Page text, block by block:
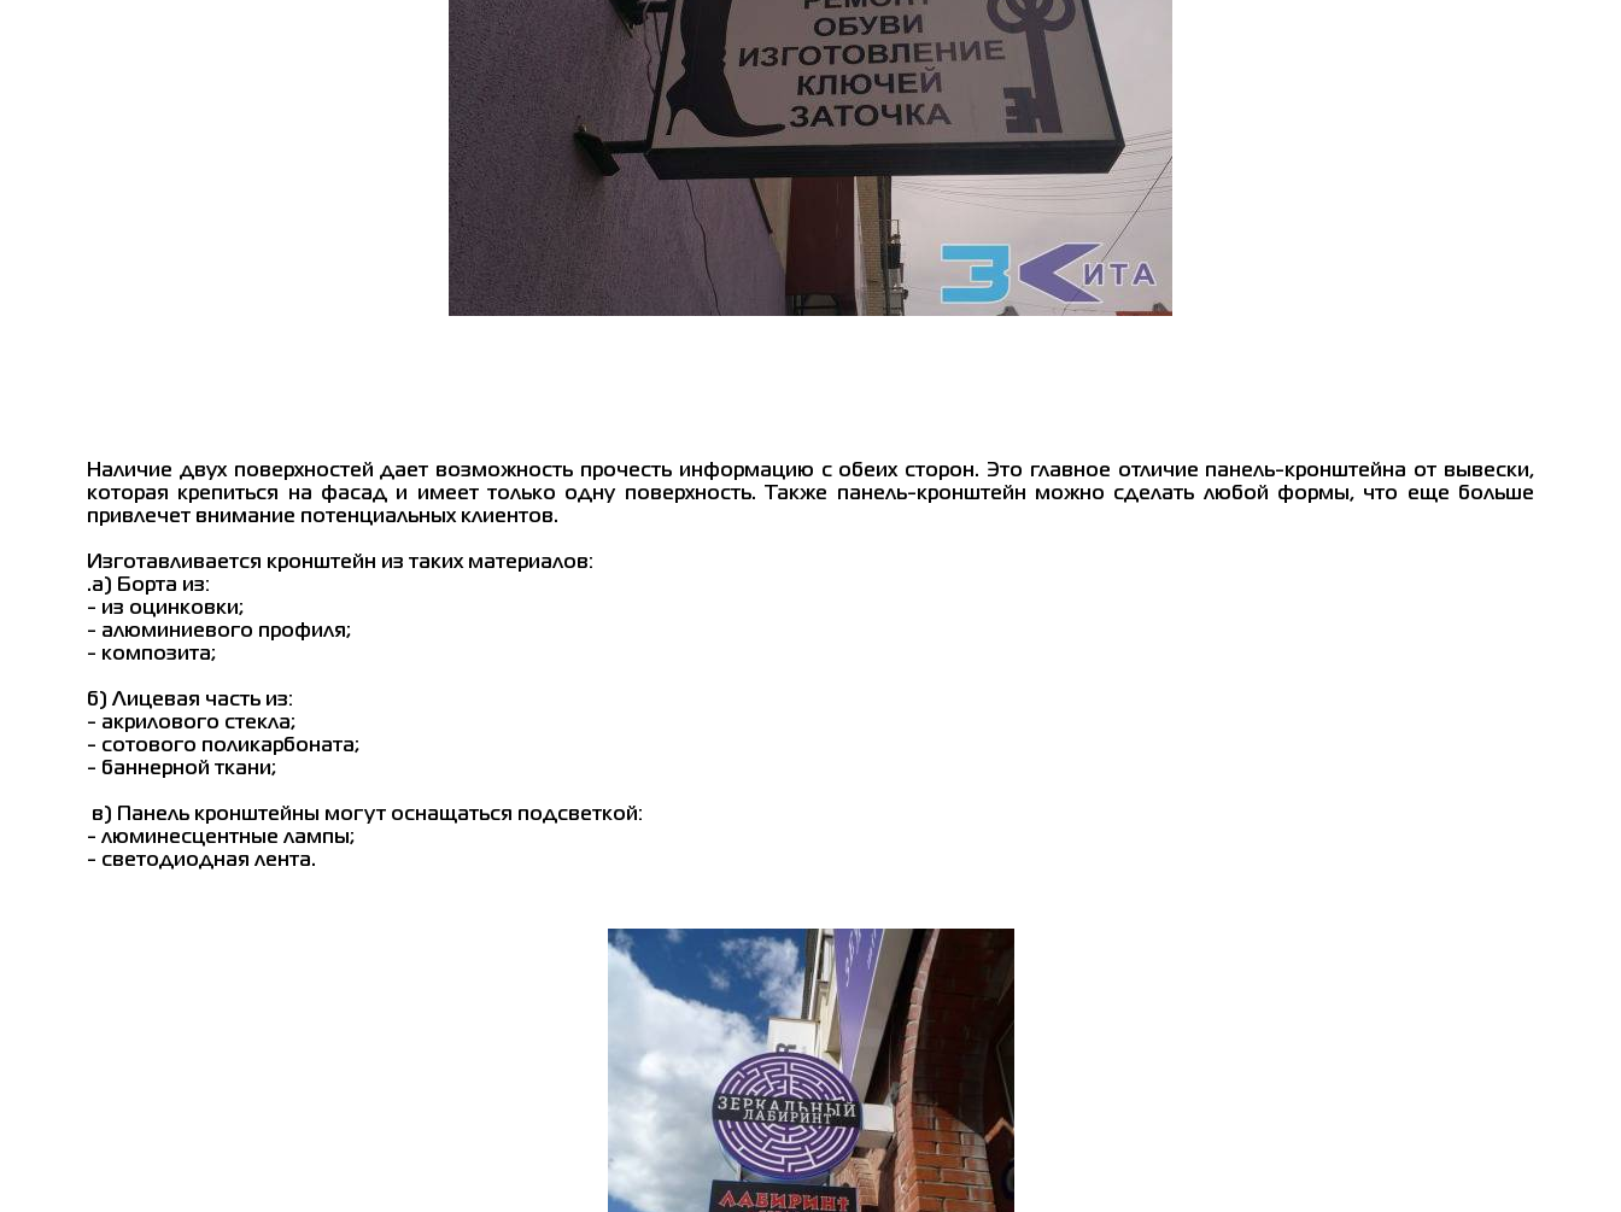
Наличие двух поверхностей дает возможность прочесть информацию с обеих сторон. Это главное отличие панель-кронштейна от вывески,
которая крепиться на фасад и имеет только одну поверхность. Также панель-кронштейн можно сделать любой формы, что еще больше
привлечет внимание потенциальных клиентов.
Изготавливается кронштейн из таких материалов:
.а) Борта из:
- из оцинковки;
- алюминиевого профиля;
- композита;
б) Лицевая часть из:
- акрилового стекла;
- сотового поликарбоната;
- баннерной ткани;
в) Панель кронштейны могут оснащаться подсветкой:
- люминесцентные лампы;
- светодиодная лента.